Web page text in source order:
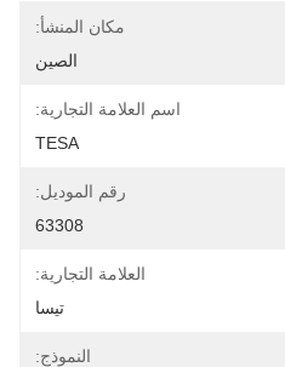
مكان المنشأ:
الصين
اسم العلامة التجارية:
TESA
رقم الموديل:
63308
العلامة التجارية:
تيسا
النموذج: